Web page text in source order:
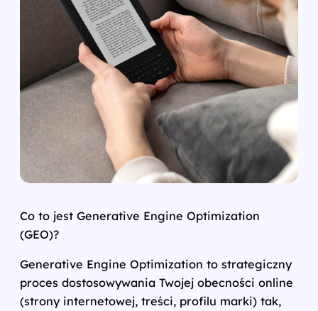
Co to jest Generative Engine Optimization
(GEO)?
Generative Engine Optimization to strategiczny
proces dostosowywania Twojej obecności online
(strony internetowej, treści, profilu marki) tak,